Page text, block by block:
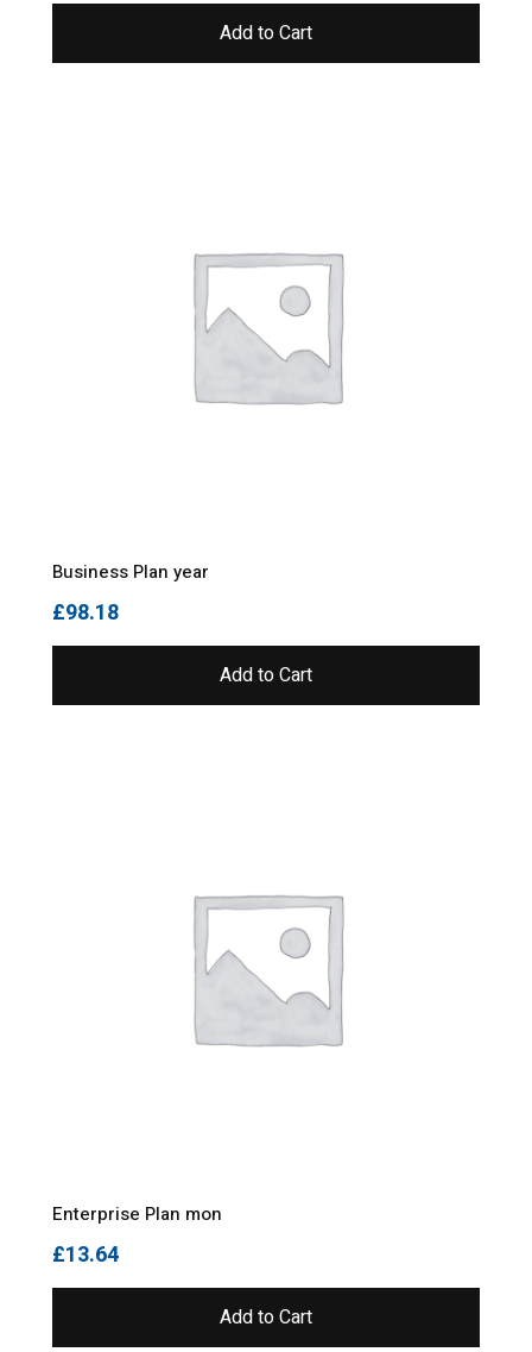
Add to Cart
Business Plan year
£98.18
Add to Cart
Enterprise Plan mon
£13.64
Add to Cart